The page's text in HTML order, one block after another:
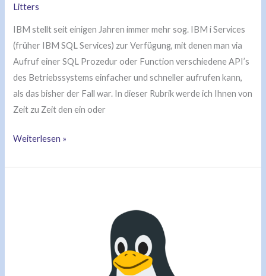
Litters
IBM stellt seit einigen Jahren immer mehr sog. IBM i Services
(früher IBM SQL Services) zur Verfügung, mit denen man via
Aufruf einer SQL Prozedur oder Function verschiedene API’s
des Betriebssystems einfacher und schneller aufrufen kann,
als das bisher der Fall war. In dieser Rubrik werde ich Ihnen von
Zeit zu Zeit den ein oder
Weiterlesen »